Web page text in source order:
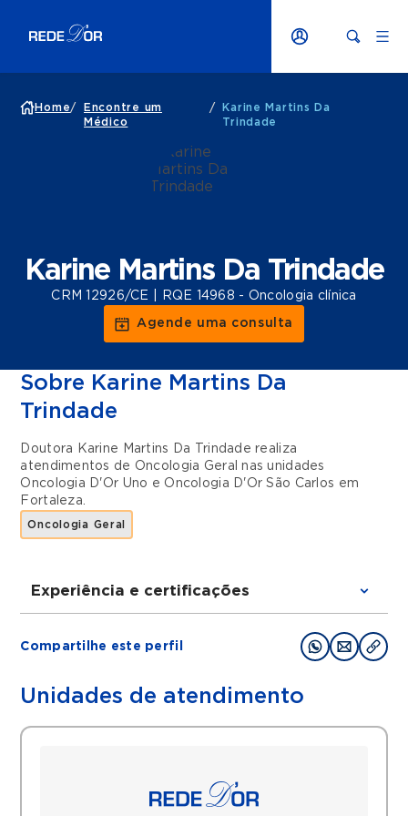
Home/
Encontre um
Médico
/
Karine Martins Da
Trindade
Karine Martins Da Trindade
CRM 12926/CE | RQE 14968 - Oncologia clínica
Agende uma consulta
Sobre Karine Martins Da
Trindade
Doutora Karine Martins Da Trindade realiza
atendimentos de Oncologia Geral nas unidades
Oncologia D'Or Uno e Oncologia D'Or São Carlos em
Fortaleza.
Oncologia Geral
Experiência e certificações
Residencia em Cancerologia clinica pelo
Pos graduada em Pesquisa Clinica pela
Compartilhe este perfil
Unidades de atendimento